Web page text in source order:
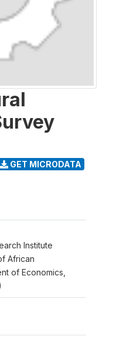
GET MICRODATA
Institute
African
of Economics,